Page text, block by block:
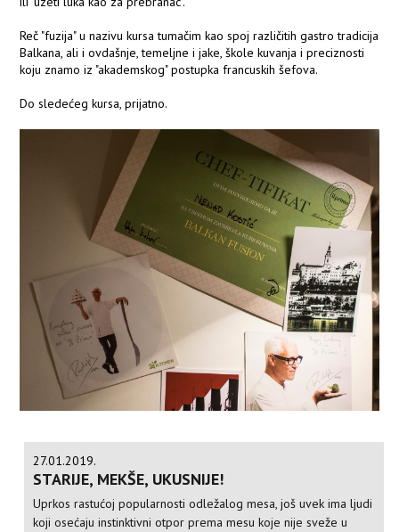
Reč "fuzija" u nazivu kursa tumačim kao spoj različitih gastro tradicija
Balkana, ali i ovdašnje, temeljne i jake, škole kuvanja i preciznosti
koju znamo iz "akademskog" postupka francuskih šefova.
Do sledećeg kursa, prijatno.
27.01.2019.
STARIJE, MEKŠE, UKUSNIJE!
Uprkos rastućoj popularnosti odležalog mesa, još uvek ima ljudi
koji osećaju instinktivni otpor prema mesu koje nije sveže u